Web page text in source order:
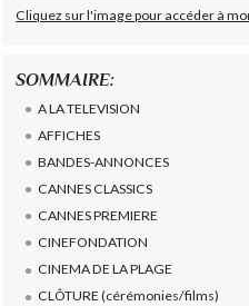
Cliquez sur l'image pour accéder à
SOMMAIRE:
A LA TELEVISION
AFFICHES
BANDES-ANNONCES
CANNES CLASSICS
CANNES PREMIERE
CINEFONDATION
CINEMA DE LA PLAGE
CLÔTURE (cérémonies/films)